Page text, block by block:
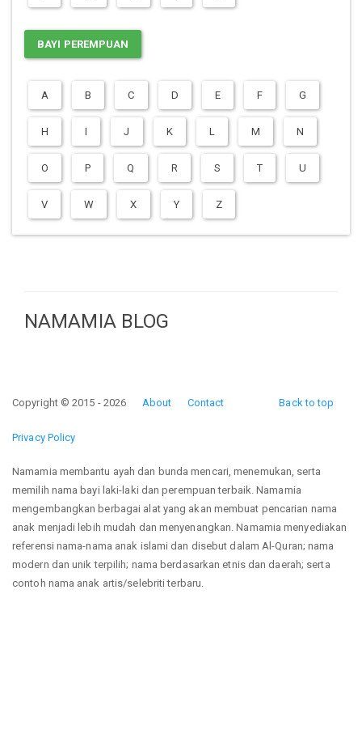
BAYI PEREMPUAN
A B C D E F G
H I J K L M N
O P Q R S T U
V W X Y Z
NAMAMIA BLOG
Back to top
Copyright © 2015 - 2026 About Contact
Privacy Policy
Namamia membantu ayah dan bunda mencari, menemukan, serta
memilih nama bayi laki-laki dan perempuan terbaik. Namamia
mengembangkan berbagai alat yang akan membuat pencarian nama
anak menjadi lebih mudah dan menyenangkan. Namamia menyediakan
referensi nama-nama anak islami dan disebut dalam Al-Quran; nama
modern dan unik terpilih; nama berdasarkan etnis dan daerah; serta
contoh nama anak artis/selebriti terbaru.